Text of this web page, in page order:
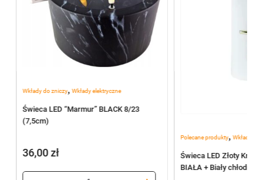
Wkłady do zniczy, Wkłady elektryczne
Świeca LED “Marmur” BLACK 8/23
(7,5cm)
36,00zł
Polecane produkty,Wkłady do
Świeca LED Złoty
BIAŁA + Biały chłodny